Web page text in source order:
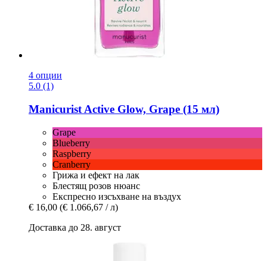
4 опции
5.0 (1)
Manicurist Active Glow, Grape (15 мл)
Grape
Blueberry
Raspberry
Cranberry
Грижа и ефект на лак
Блестящ розов нюанс
Експресно изсъхване на въздух
€ 16,00 (€ 1.066,67 / л)
Доставка до 28. август